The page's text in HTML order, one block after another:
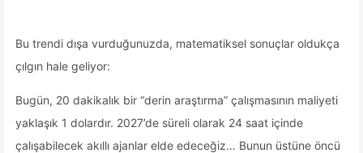
Bu trendi dışa vurduğunuzda, matematiksel sonuçlar oldukça
çılgın hale geliyor:
Bugün, 20 dakikalık bir “derin araştırma” çalışmasının maliyeti
yaklaşık 1 dolardır. 2027’de süreli olarak 24 saat içinde
çalışabilecek akıllı ajanlar elde edeceğiz… Bunun üstüne öncü